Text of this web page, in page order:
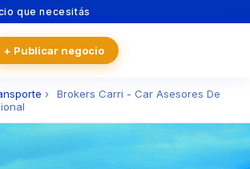
que necesitás
+ Publicar negocio
›
Brokers Carri - Car Asesores De